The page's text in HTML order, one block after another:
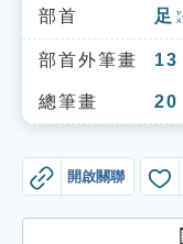
索引選單
知識索引
單字索引
部首 足 ㄗㄨˊ
部首外筆畫 13
總筆畫 20
開啟關聯